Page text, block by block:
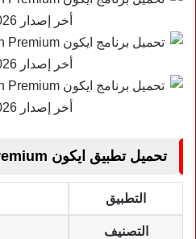
تحميل تطبيق ايكون Eyecon Premium مهكر Apk
التطبيق
التصنيف